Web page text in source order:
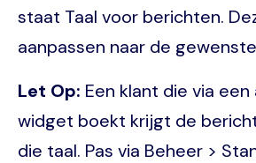
staat Taal voor berichten.
aanpassen naar de
Let Op: Een klant die via
widget boekt krijgt de
die taal. Pas via Beheer >